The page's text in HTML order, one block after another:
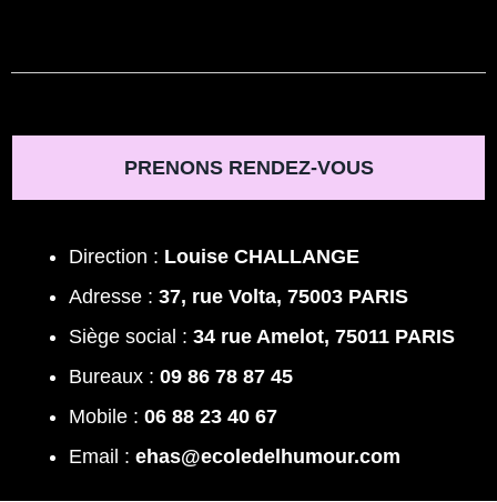
PRENONS RENDEZ-VOUS
Direction : Louise CHALLANGE
Adresse :37, rue Volta, 75003 PARIS
Siège social :34 rue Amelot, 75011 PARIS
Bureaux :09 86 78 87 45
Mobile :06 88 23 40 67
Email :ehas@ecoledelhumour.com